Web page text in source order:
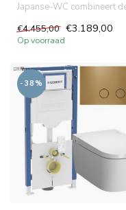
Japanse-WC combineert
nieuwste technologie op het
gebie...
€4.455,00 €3.189,00
Op voorraad
-38%